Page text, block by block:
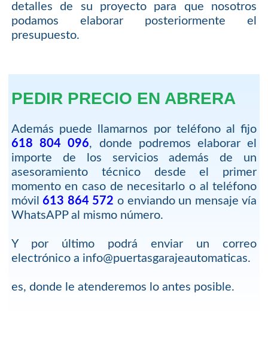
detalles de su proyecto para que nosotros
podamos elaborar posteriormente el
presupuesto.
PEDIR PRECIO EN ABRERA
Además puede llamarnos por teléfono al fijo
618 804 096, donde podremos elaborar el
importe de los servicios además de un
asesoramiento técnico desde el primer
momento en caso de necesitarlo o al teléfono
móvil613 864 572 o enviando un mensaje vía
WhatsAPP al mismo número.
Y por último podrá enviar un correo
electrónico a info@puertasgarajeautomaticas.
es, donde le atenderemos lo antes posible.